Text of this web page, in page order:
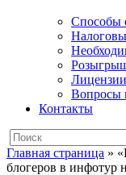
Способы
Вопросы
Контакты
Главная страница »
блогеров в инфотур